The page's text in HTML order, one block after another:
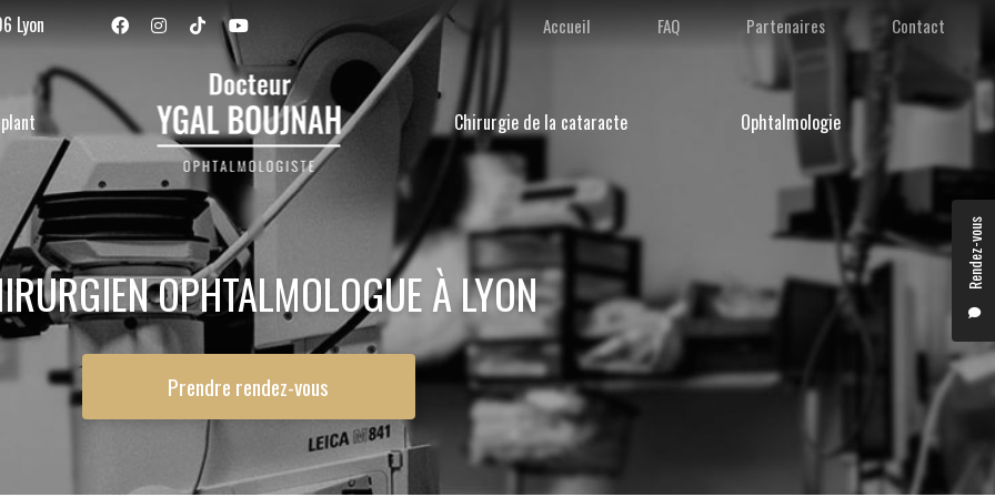
Lyon
Rendez-vous
Navigation secondaireAccueil FAQ Partenaires Contact
Chirurgie de la cataracte Ophtalmologie
OPHTALMOLOGUE À LYON
Prendre rendez-vous